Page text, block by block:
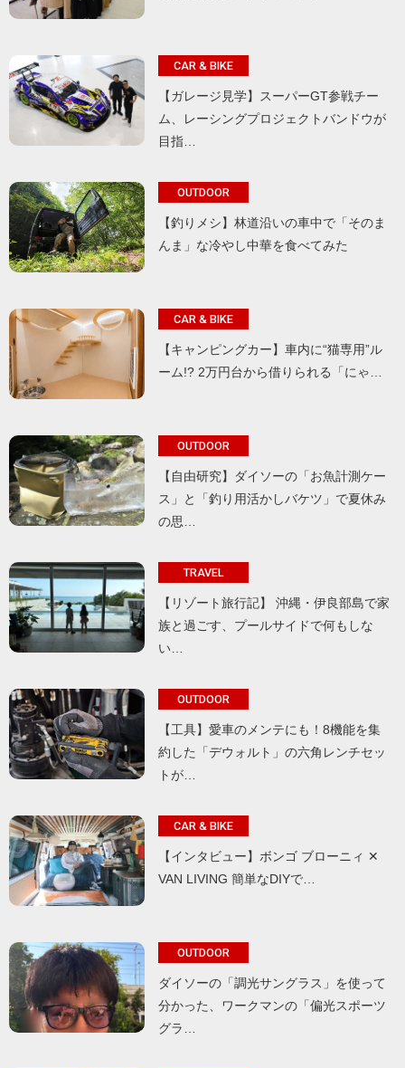
CAR & BIKE
【ガレージ見学】スーパーGT参戦チー
ム、レーシングプロジェクトバンドウが
目指…
OUTDOOR
【釣りメシ】林道沿いの車中で「そのま
んま」な冷やし中華を食べてみた
CAR & BIKE
【キャンピングカー】車内に“猫専用”ル
ーム!? 2万円台から借りられる「にゃ…
OUTDOOR
【自由研究】ダイソーの「お魚計測ケー
ス」と「釣り用活かしバケツ」で夏休み
の思…
TRAVEL
【リゾート旅行記】 沖縄・伊良部島で家
族と過ごす、プールサイドで何もしな
い…
OUTDOOR
【工具】愛車のメンテにも！8機能を集
約した「デウォルト」の六角レンチセッ
トが…
CAR & BIKE
【インタビュー】ボンゴ ブローニィ ✕
VAN LIVING 簡単なDIYで…
OUTDOOR
ダイソーの「調光サングラス」を使って
分かった、ワークマンの「偏光スポーツ
グラ…